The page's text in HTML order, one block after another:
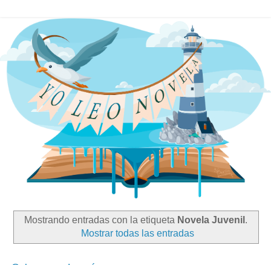
Mostrando entradas con la etiqueta Novela Juvenil .
Mostrar todas las entradas